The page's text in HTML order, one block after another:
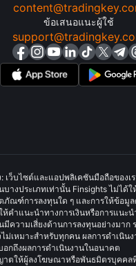
ข้อเสนอแนะผู้ใช้
เว็บไซต์และแอปพลิเคชันมือถือของเ
างประเภทเท่านั้น Finsights ไม่ได้ใ
ภัณฑ์การลงทุนใด ๆ และการให้ข้อมู
ห้คำแนะนำทางการเงินหรือการแนะ
ความเสี่ยงด้านการลงทุนอย่างมาก
ม่เหมาะสำหรับทุกคน ผลการดำเนิ
อกถึงผลการดำเนินงานในอนาคต
าตให้ผู้ลงโฆษณาหรือพันธมิตรบุคคล